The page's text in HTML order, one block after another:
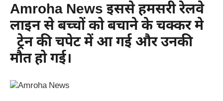
Amroha News इससे हमसरी रेलवे
लाइन से बच्चों को बचाने के चक्कर मे
ट्रेन की चपेट में आ गई और उनकी
मौत हो गई।